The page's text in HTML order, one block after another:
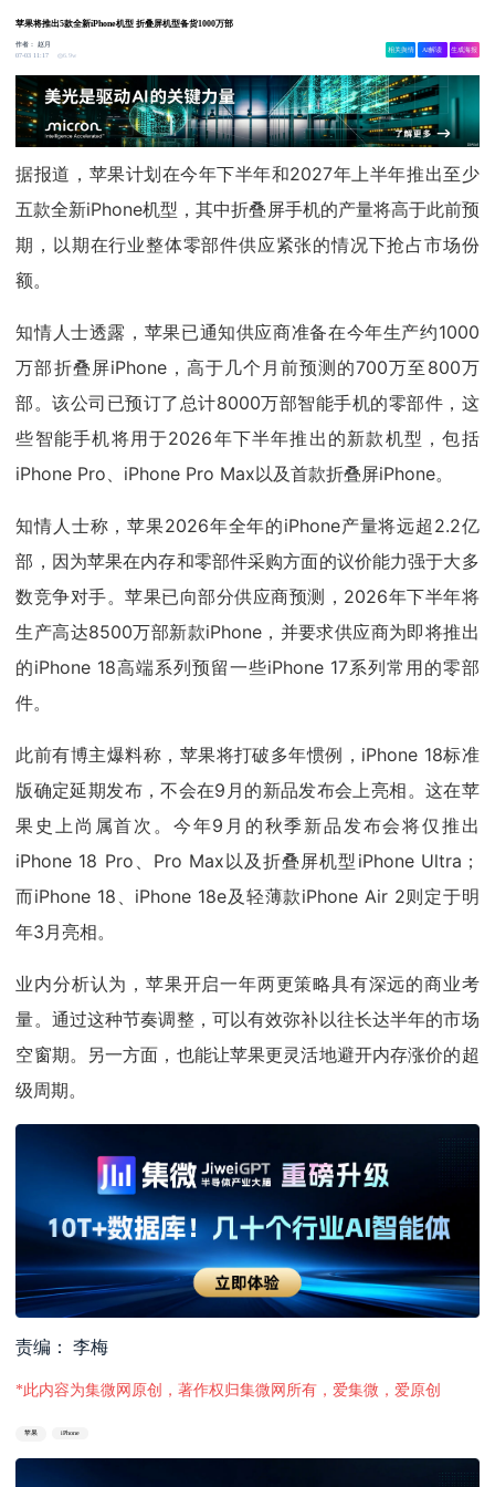
苹果将​​推出5款全新iPhone机型 折叠屏机型备货1000万部
作者：赵月
07-03 11:17
6.9w
相关舆情 AI解读 生成海报
据报道，苹果计划在今年下半年和2027年上半年推出至少
五款全新iPhone机型，其中折叠屏手机的产量将高于此前预
期，以期在行业整体零部件供应紧张的情况下抢占市场份
额。
知情人士透露，苹果已通知供应商准备在今年生产约1000
万部折叠屏iPhone，高于几个月前预测的700万至800万
部。该公司已预订了总计8000万部智能手机的零部件，这
些智能手机将用于2026年下半年推出的新款机型，包括
iPhone Pro、iPhone Pro Max以及首款折叠屏iPhone。
知情人士称，苹果2026年全年的iPhone产量将远超2.2亿
部，因为苹果在内存和零部件采购方面的议价能力强于大多
数竞争对手。苹果已向部分供应商预测，2026年下半年将
生产高达8500万部新款iPhone，并要求供应商为即将推出
的iPhone 18高端系列预留一些iPhone 17系列常用的零部
件。
此前有博主爆料称，苹果将打破多年惯例，iPhone 18标准
版确定延期发布，不会在9月的新品发布会上亮相。这在苹
果史上尚属首次。今年9月的秋季新品发布会将仅推出
iPhone 18 Pro、Pro Max以及折叠屏机型iPhone Ultra；
而iPhone 18、iPhone 18e及轻薄款iPhone Air 2则定于明
年3月亮相。
业内分析认为，苹果开启一年两更策略具有深远的商业考
量。通过这种节奏调整，可以有效弥补以往长达半年的市场
空窗期。另一方面，也能让苹果更灵活地避开内存涨价的超
级周期。
责编： 李梅
*此内容为集微网原创，著作权归集微网所有，爱集微，爱原创
苹果 iPhone